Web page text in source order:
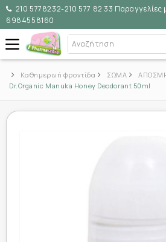
210 5778232-210 577 82 33 Παραγγελίες
6984558160
Καθημερινή φροντίδα ΣΩΜΑ
Dr.Organic Manuka Honey Deodorant 50ml